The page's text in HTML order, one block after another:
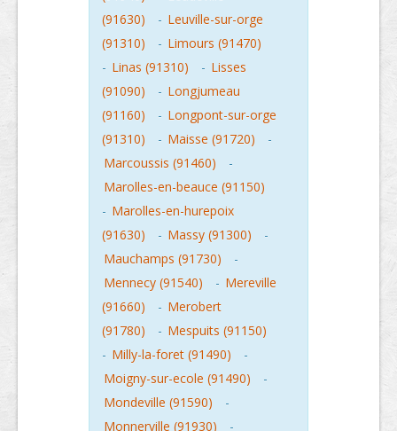
(91630)
- Leuville-sur-orge
(91310)
- Limours (91470)
- Linas (91310) - Lisses
(91090)
- Longjumeau
(91160)
- Longpont-sur-orge
(91310)
- Maisse (91720)
-
Marcoussis (91460)
-
Marolles-en-beauce (91150)
- Marolles-en-hurepoix
(91630)
- Massy (91300)
-
Mauchamps (91730)
-
Mennecy (91540)
- Mereville
(91660)
- Merobert
(91780)
- Mespuits (91150)
- Milly-la-foret (91490)
-
Moigny-sur-ecole (91490)
-
Mondeville (91590)
-
Monnerville (91930)
-